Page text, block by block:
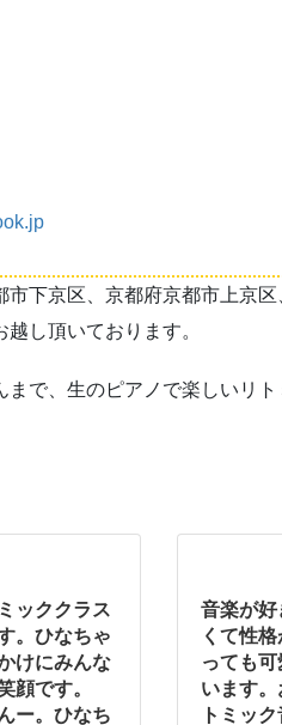
下京区、京都府京都市上京
し頂いております。
まで、生のピアノで楽しいリ
ッククラス
。ひなちゃ
けにみんな
顔です。
ー。ひなち
音楽が好
くて性
っても
います。
トミッ